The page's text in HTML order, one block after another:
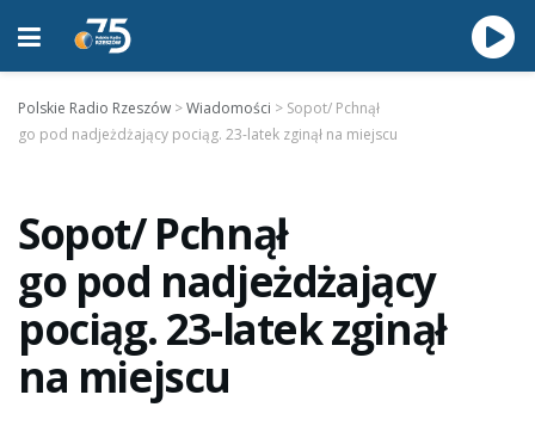
Polskie Radio Rzeszów >Wiadomości > Sopot/ Pchnął
go pod nadjeżdżający pociąg. 23-latek zginął na miejscu
Sopot/ Pchnął
go pod nadjeżdżający
pociąg. 23-latek zginął
na miejscu